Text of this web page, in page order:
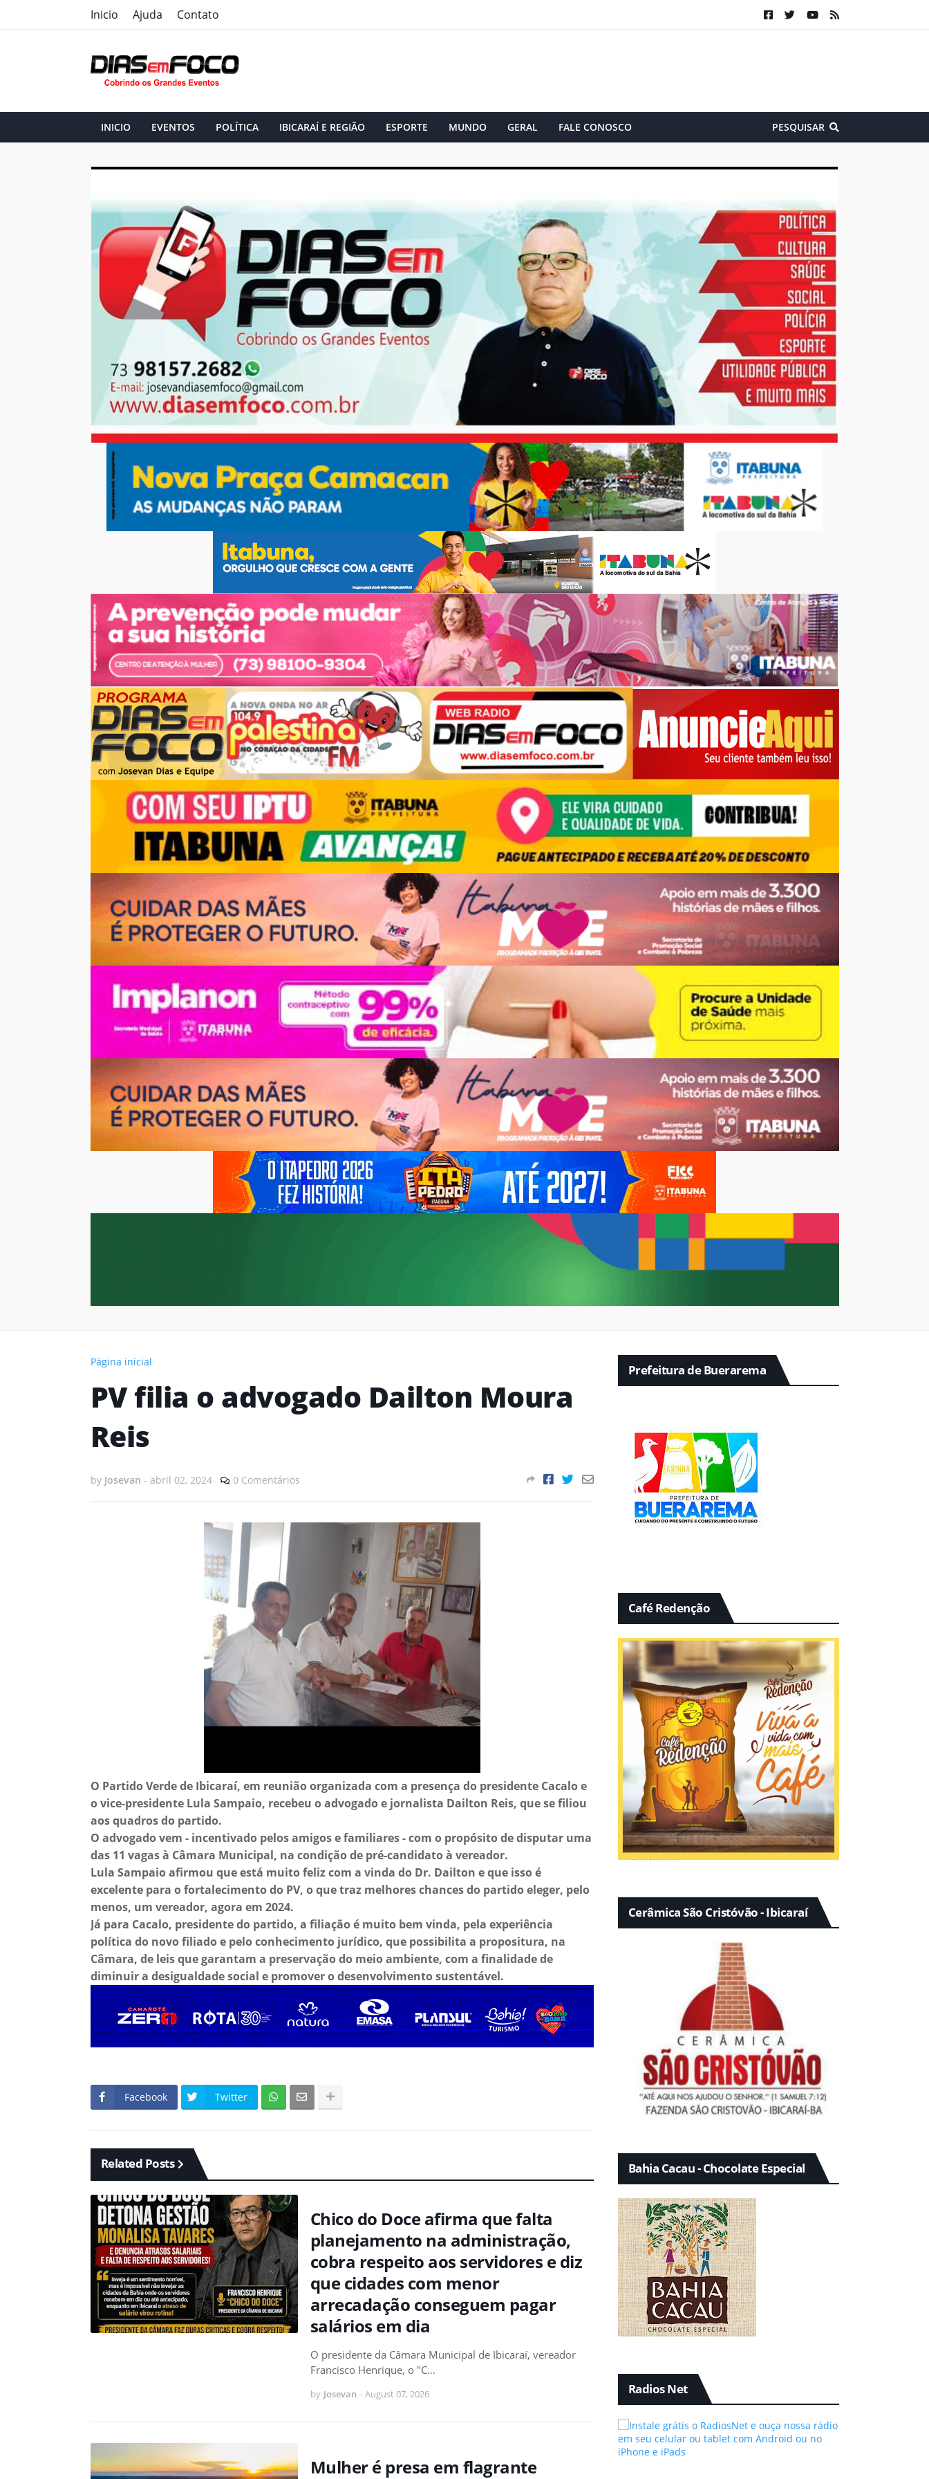
Inicio Ajuda Contato
INICIO EVENTOS POLÍTICA IBICARAÍ E REGIÃO ESPORTE MUNDO GERAL FALE CONOSCO PESQUISAR
Página inicial
PV filia o advogado Dailton Moura
Reis
by Josevan - abril 02, 2024 0 Comentários
O Partido Verde de Ibicaraí, em reunião organizada com a presença do presidente Cacalo e
o vice-presidente Lula Sampaio, recebeu o advogado e jornalista Dailton Reis, que se filiou
aos quadros do partido.
O advogado vem - incentivado pelos amigos e familiares - com o propósito de disputar uma
das 11 vagas à Câmara Municipal, na condição de pré-candidato à vereador.
Lula Sampaio afirmou que está muito feliz com a vinda do Dr. Dailton e que isso é
excelente para o fortalecimento do PV, o que traz melhores chances do partido eleger, pelo
menos, um vereador, agora em 2024.
Já para Cacalo, presidente do partido, a filiação é muito bem vinda, pela experiência
política do novo filiado e pelo conhecimento jurídico, que possibilita a propositura, na
Câmara, de leis que garantam a preservação do meio ambiente, com a finalidade de
diminuir a desigualdade social e promover o desenvolvimento sustentável.
Facebook Twitter
Related Posts
Chico do Doce afirma que falta
planejamento na administração,
cobra respeito aos servidores e diz
que cidades com menor
arrecadação conseguem pagar
salários em dia
O presidente da Câmara Municipal de Ibicaraí, vereador
Francisco Henrique, o "C…
by Josevan - August 07, 2026
Mulher é presa em flagrante
Prefeitura de Buerarema
Café Redenção
Cerâmica São Cristóvão - Ibicaraí
Bahia Cacau - Chocolate Especial
Radios Net